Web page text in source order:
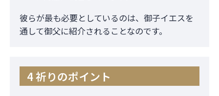
彼らが最も必要としているのは、御子イエスを
通して御父に紹介されることなのです。
4 祈りのポイント